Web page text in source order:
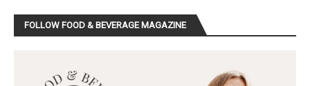
FOLLOW FOOD & BEVERAGE MAGAZINE